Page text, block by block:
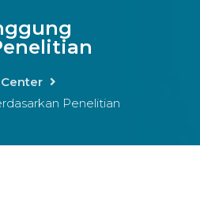
Penelitian